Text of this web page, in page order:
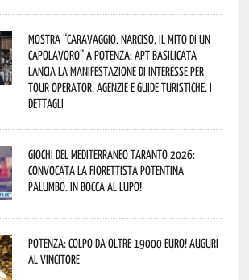
Mostra “Caravaggio. Narciso, il mito di un
capolavoro” a Potenza: APT Basilicata
lancia la manifestazione di interesse per
Tour Operator, Agenzie e Guide Turistiche. I
dettagli
Giochi del Mediterraneo Taranto 2026:
convocata la fiorettista potentina
Palumbo. In bocca al lupo!
Potenza: colpo da oltre 19000 Euro! Auguri
al vincitore